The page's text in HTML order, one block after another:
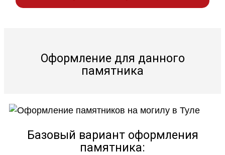
Оформление для данного
памятника
Базовый вариант оформления
памятника: